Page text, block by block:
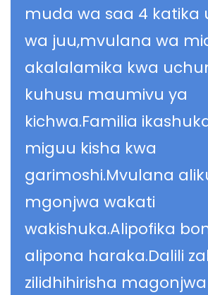
muda wa saa 4 katika
wa juu,mvulana wa
akalalamika kwa
kuhusu maumivu ya
kichwa.Familia
miguu kisha kwa
garimoshi.Mvulana
mgonjwa wakati
wakishuka.Alipofika
alipona haraka.Dalili
zilidhihirisha